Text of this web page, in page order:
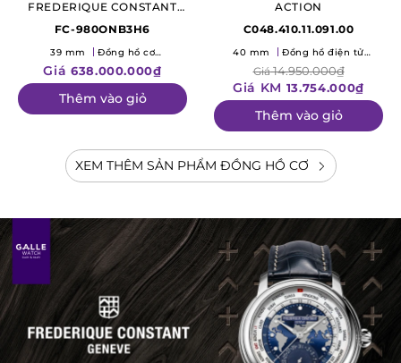
FREDERIQUE CONSTANT
"THE ELEMENTS" CLASSIC
MANUFACTURE
FC-980ONB3H6
39 mm
Đồng hồ cơ
Giá 638.000.000₫
Thêm vào giỏ
ACTION
C048.410.11.091.00
40 mm
Đồng hồ điện tử
Giá14.950.000₫
Giá KM 13.754.000₫
Thêm vào giỏ
XEM THÊM SẢN PHẨM ĐỒNG HỒ CƠ